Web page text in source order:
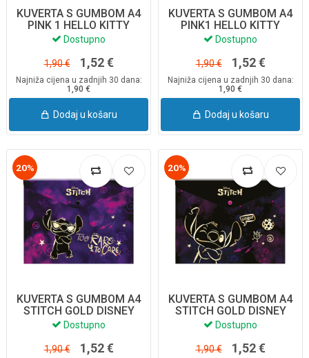
KUVERTA S GUMBOM A4
PINK 1 HELLO KITTY
15123PTR
Dostupno
1,90 € 1,52 €
Najniža cijena u zadnjih 30 dana:
1,90 €
Dodaj u košaru
KUVERTA S GUMBOM A4
PINK1 HELLO KITTY
15116PTR
Dostupno
1,90 € 1,52 €
Najniža cijena u zadnjih 30 dana:
1,90 €
Dodaj u košaru
20%
KUVERTA S GUMBOM A4
STITCH GOLD DISNEY
01218PTR
Dostupno
1,90 € 1,52 €
20%
KUVERTA S GUMBOM A4
STITCH GOLD DISNEY
01201PTR
Dostupno
1,90 € 1,52 €